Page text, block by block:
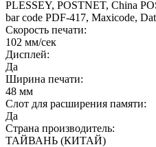
PLESSEY, POSTNET, China
bar code PDF-417, Maxicode,
Скорость печати:
102 мм/сек
Дисплей:
Да
Ширина печати:
48 мм
Слот для расширения памяти:
Да
Страна производитель:
ТАЙВАНЬ (КИТАЙ)